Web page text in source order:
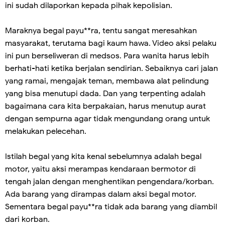
ini sudah dilaporkan kepada pihak kepolisian.
Maraknya begal payu**ra, tentu sangat meresahkan
masyarakat, terutama bagi kaum hawa. Video aksi pelaku
ini pun berseliweran di medsos. Para wanita harus lebih
berhati-hati ketika berjalan sendirian. Sebaiknya cari jalan
yang ramai, mengajak teman, membawa alat pelindung
yang bisa menutupi dada. Dan yang terpenting adalah
bagaimana cara kita berpakaian, harus menutup aurat
dengan sempurna agar tidak mengundang orang untuk
melakukan pelecehan.
Istilah begal yang kita kenal sebelumnya adalah begal
motor, yaitu aksi merampas kendaraan bermotor di
tengah jalan dengan menghentikan pengendara/korban.
Ada barang yang dirampas dalam aksi begal motor.
Sementara begal payu**ra tidak ada barang yang diambil
dari korban.